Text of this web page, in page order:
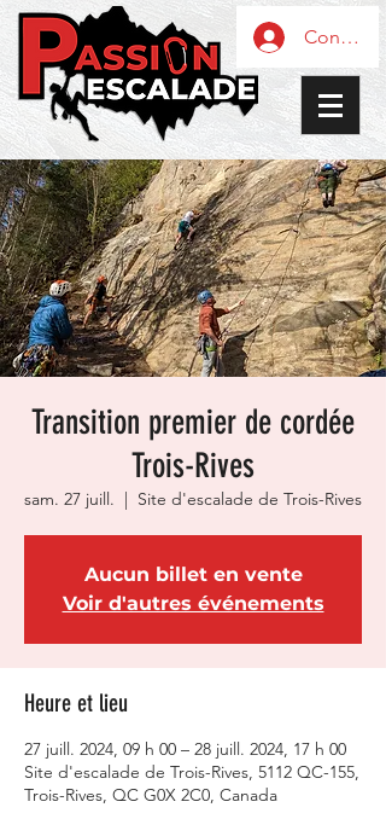
Transition premier de cordée
Trois-Rives
sam. 27 juill.
  |
Site d'escalade de Trois-Rives
Aucun billet en vente
Voir d'autres événements
Heure et lieu
27 juill. 2024, 09 h 00 – 28 juill. 2024, 17 h 00
Site d'escalade de Trois-Rives, 5112 QC-155,
Trois-Rives, QC G0X 2C0, Canada